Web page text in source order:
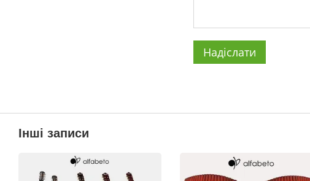
Надіслати
Інші записи